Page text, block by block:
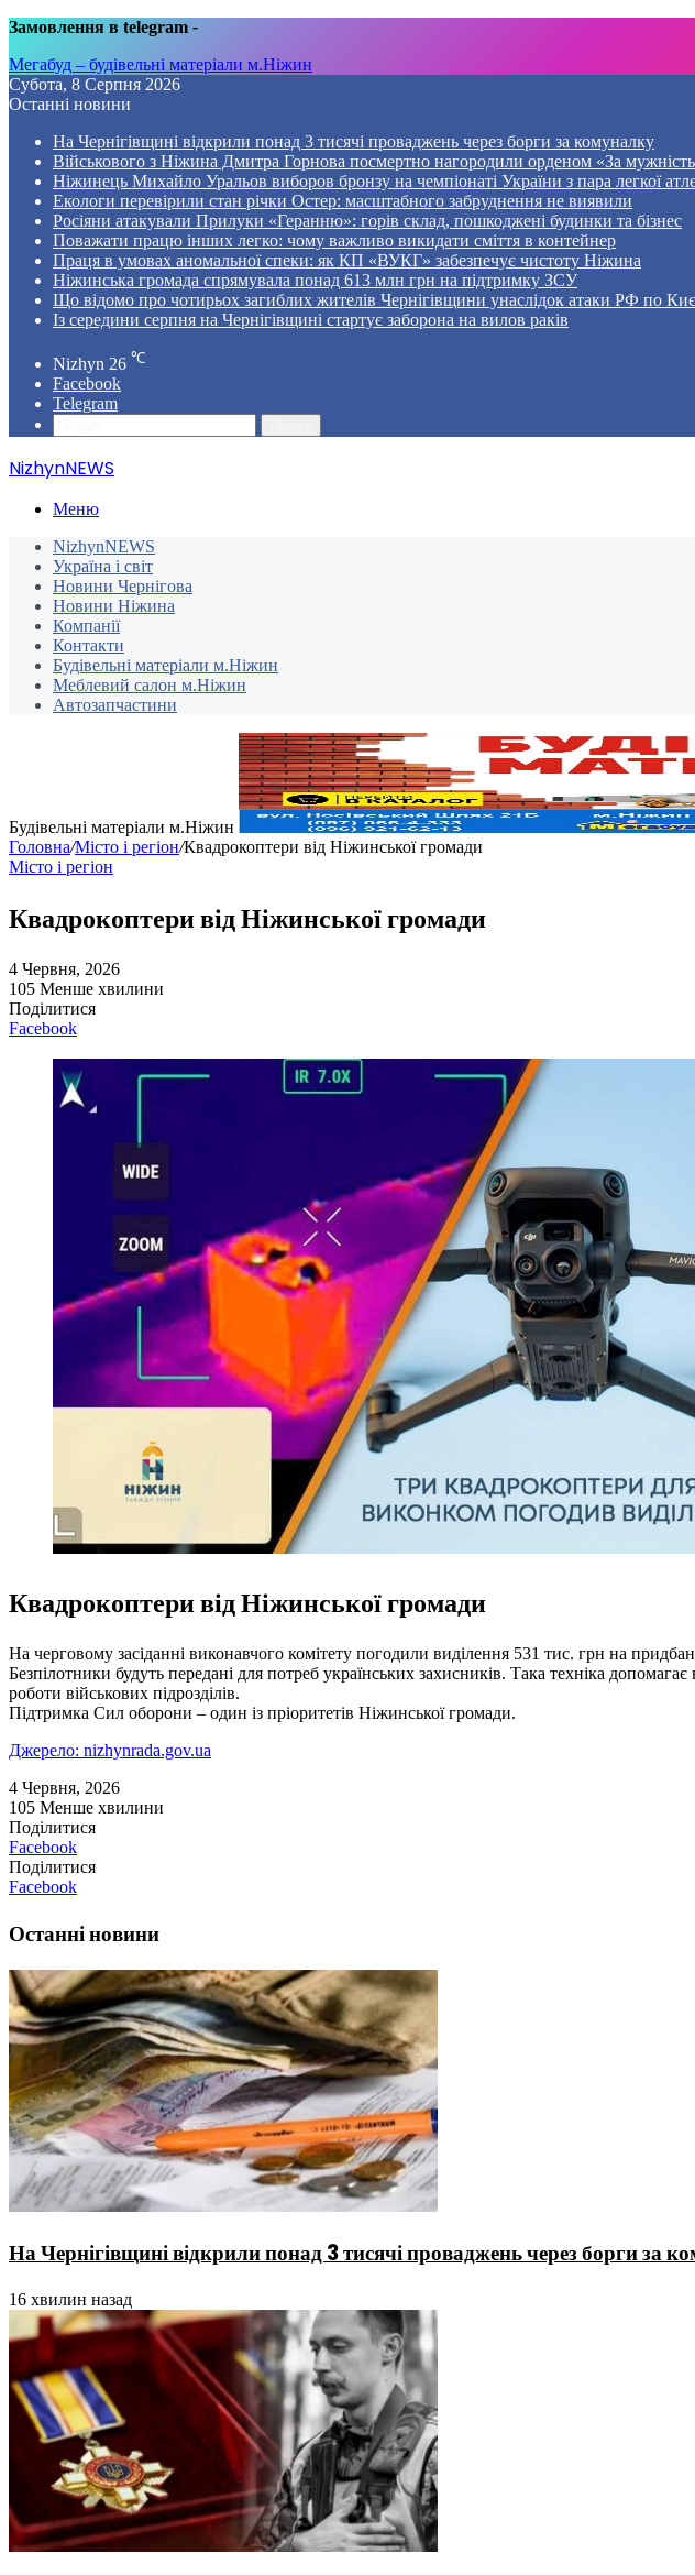
Замовлення в telegram -
Мегабуд – будівельні матеріали м.Ніжин
Субота, 8 Серпня 2026
Останні новини
На Чернігівщині відкрили понад 3 тисячі проваджень через борги за комуналку
Військового з Ніжина Дмитра Горнова посмертно нагородили орденом «За
Ніжинець Михайло Уральов виборов бронзу на чемпіонаті України з пара легкої
Екологи перевірили стан річки Остер: масштабного забруднення не виявили
Росіяни атакували Прилуки «Геранню»: горів склад, пошкоджені будинки та бізнес
Поважати працю інших легко: чому важливо викидати сміття в контейнер
Праця в умовах аномальної спеки: як КП «ВУКГ» забезпечує чистоту Ніжина
Ніжинська громада спрямувала понад 613 млн грн на підтримку ЗСУ
Що відомо про чотирьох загиблих жителів Чернігівщини унаслідок атаки РФ по
Із середини серпня на Чернігівщині стартує заборона на вилов раків
Nizhyn 26 ℃
Facebook
Telegram
NizhynNEWS
Меню
NizhynNEWS
Україна і світ
Новини Чернігова
Новини Ніжина
Компанії
Контакти
Будівельні матеріали м.Ніжин
Меблевий салон м.Ніжин
Автозапчастини
Будівельні матеріали м.Ніжин
Головна/Місто і регіон/Квадрокоптери від Ніжинської громади
Місто і регіон
Квадрокоптери від Ніжинської громади
4 Червня, 2026
105 Менше хвилини
Поділитися
Facebook
Квадрокоптери від Ніжинської громади
На черговому засіданні виконавчого комітету погодили виділення 531 тис. грн на
Безпілотники будуть передані для потреб українських захисників. Така техніка
роботи військових підрозділів.
Підтримка Сил оборони – один із пріоритетів Ніжинської громади.
Джерело: nizhynrada.gov.ua
4 Червня, 2026
105 Менше хвилини
Поділитися
Facebook
Поділитися
Facebook
Останні новини
На Чернігівщині відкрили понад 3 тисячі проваджень через борги за
16 хвилин назад